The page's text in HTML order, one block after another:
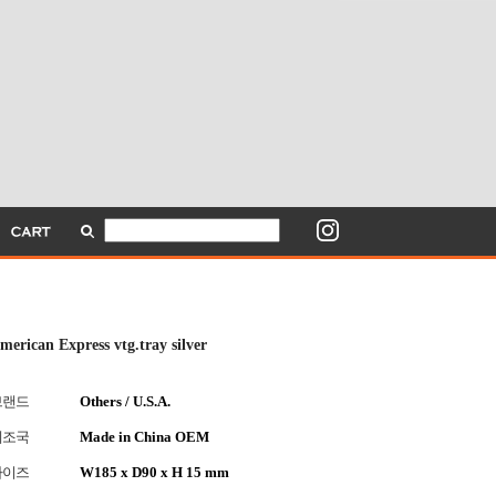
Express vtg.tray silver
드 Others / U.S.A.
국 Made in China OEM
즈 W185 x D90 x H 15 mm